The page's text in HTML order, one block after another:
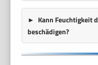
Kann Feuchtigkeit
beschädigen?